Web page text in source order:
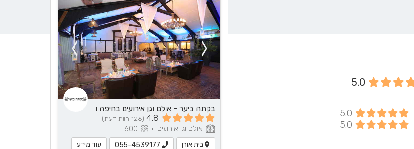
בקתה ביער - אולם וגן אירועים בחיפה והקריות
4.8 (126 חוות דעת)
אולם וגן אירועים •
בית אורן
055-4539177 עוד מידע
5.0
5.0
5.0